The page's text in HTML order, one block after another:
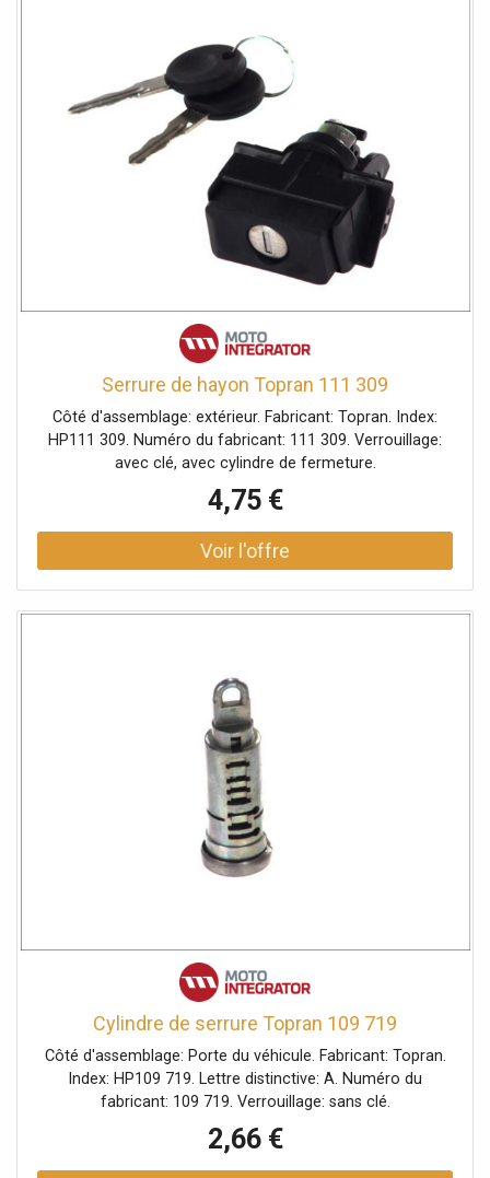
Serrure de hayon Topran 111 309
Côté d'assemblage: extérieur. Fabricant: Topran. Index:
HP111 309. Numéro du fabricant: 111 309. Verrouillage:
avec clé, avec cylindre de fermeture.
4,75 €
Cylindre de serrure Topran 109 719
Côté d'assemblage: Porte du véhicule. Fabricant: Topran.
Index: HP109 719. Lettre distinctive: A. Numéro du
fabricant: 109 719. Verrouillage: sans clé.
2,66 €